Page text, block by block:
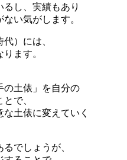
し、実績もあり
い気がします。
）には、
ます。
の土俵」を自分の
で、
土俵に変えていく
でしょうが、